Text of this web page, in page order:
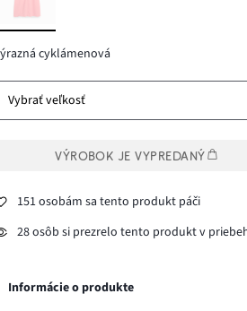
cyklámenová
Vybrať veľkosť
VÝROBOK JE VYPREDANÝ
151 osobám sa tento produkt páči
28 osôb si prezrelo tento produkt v
Informácie o produkte